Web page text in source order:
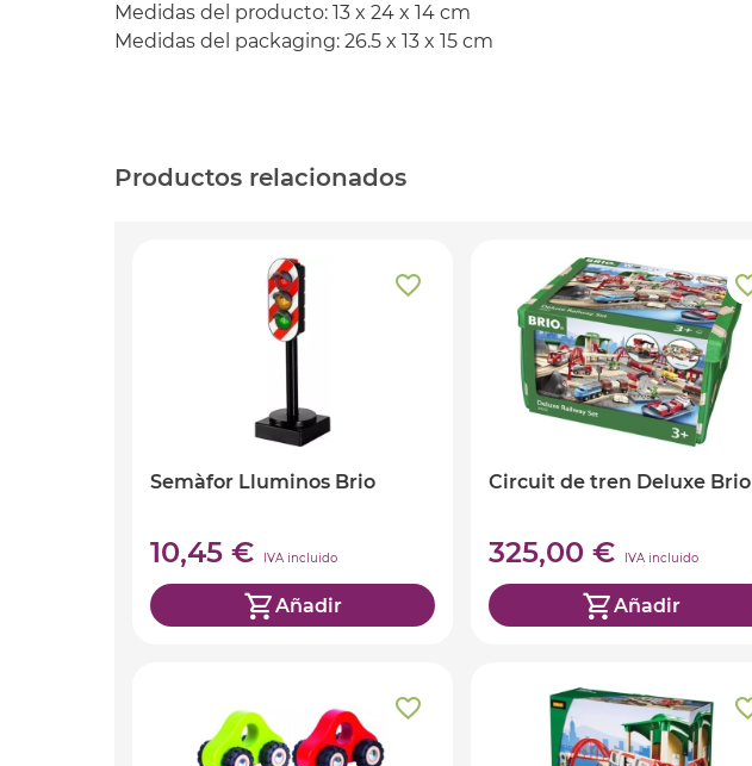
Medidas del producto: 13 x 24 x 14 cm
Medidas del packaging: 26.5 x 13 x 15 cm
Productos relacionados
Semàfor Lluminos Brio
10,45 € IVA incluido
Añadir
Circuit de tren Deluxe Brio
325,00 € IVA incluido
Añadir